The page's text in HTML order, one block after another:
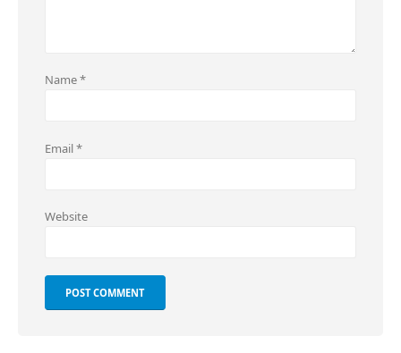
Name*
Email*
Website